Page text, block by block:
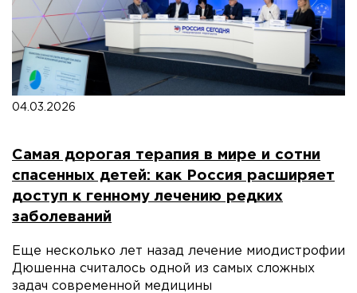
04.03.2026
Самая дорогая терапия в мире и сотни
спасенных детей: как Россия расширяет
доступ к генному лечению редких
заболеваний
Еще несколько лет назад лечение миодистрофии
Дюшенна считалось одной из самых сложных
задач современной медицины